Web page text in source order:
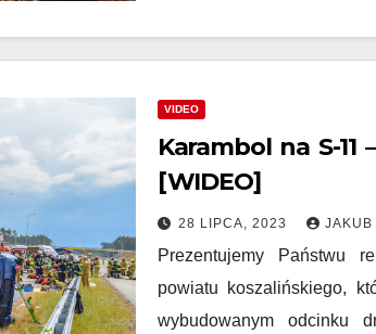
VIDEO
Karambol na S-11
[WIDEO]
28 LIPCA, 2023 JAKUB
Prezentujemy Państwu
powiatu koszalińskiego,
wybudowanym odcinku